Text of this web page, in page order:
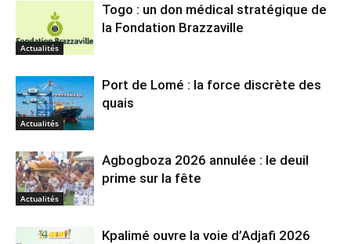
Actualités
Togo : un don médical stratégique de
la Fondation Brazzaville
Actualités
Port de Lomé : la force discrète des
quais
Actualités
Agbogboza 2026 annulée : le deuil
prime sur la fête
Kpalimé ouvre la voie d’Adjafi 2026